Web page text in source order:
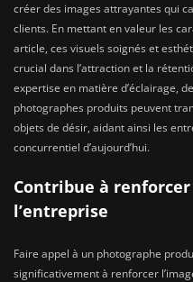
créer des images attrayantes qui
clients. En mettant en valeur les
article, ces visuels soignés et
crucial dans l’attraction et la
expertise en matière d’éclairage,
photographes produits peuvent
objets de désir, aidant ainsi les
concurrentiel d’aujourd’hui.
Contribue à
l’entreprise
Faire appel à un photographe
significativement à renforcer